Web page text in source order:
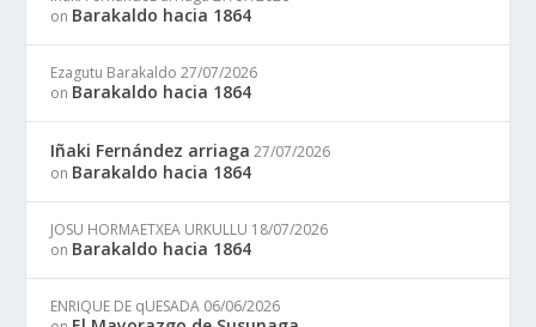
on Barakaldo hacia 1864
Ezagutu Barakaldo 27/07/2026
on Barakaldo hacia 1864
Iñaki Fernández arriaga 27/07/2026
on Barakaldo hacia 1864
JOSU HORMAETXEA URKULLU 18/07/2026
on Barakaldo hacia 1864
ENRIQUE DE qUESADA 06/06/2026